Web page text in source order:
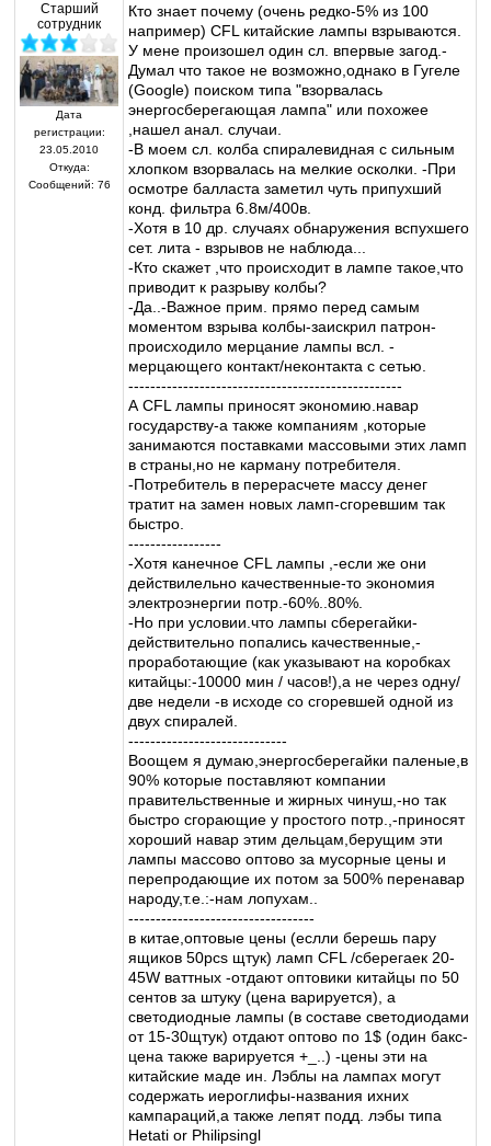
Старший
сотрудник
Дата
регистрации:
23.05.2010
Откуда:
Сообщений: 76
Кто знает почему (очень редко-5% из 100
например) CFL китайские лампы взрываются.
У мене произошел один сл. впервые загод.-
Думал что такое не возможно,однако в Гугеле
(Google) поиском типа "взорвалась
энергосберегающая лампа" или похожее
,нашел анал. случаи.
-В моем сл. колба спиралевидная с сильным
хлопком взорвалась на мелкие осколки. -При
осмотре балласта заметил чуть припухший
конд. фильтра 6.8м/400в.
-Хотя в 10 др. случаях обнаружения вспухшего
сет. лита - взрывов не наблюда...
-Кто скажет ,что происходит в лампе такое,что
приводит к разрыву колбы?
-Да..-Важное прим. прямо перед самым
моментом взрыва колбы-заискрил патрон-
происходило мерцание лампы всл. -
мерцающего контакт/неконтакта с сетью.
--------------------------------------------------
А CFL лампы приносят экономию.навар
государству-а также компаниям ,которые
занимаются поставками массовыми этих ламп
в страны,но не карману потребителя.
-Потребитель в перерасчете массу денег
тратит на замен новых ламп-сгоревшим так
быстро.
-----------------
-Хотя канечное CFL лампы ,-если же они
действилельно качественные-то экономия
электроэнергии потр.-60%..80%.
-Но при условии.что лампы сберегайки-
действительно попались качественные,-
проработающие (как указывают на коробках
китайцы:-10000 мин / часов!),а не через одну/
две недели -в исходе со сгоревшей одной из
двух спиралей.
-----------------------------
Воощем я думаю,энергосберегайки паленые,в
90% которые поставляют компании
правительственные и жирных чинуш,-но так
быстро сгорающие у простого потр.,-приносят
хороший навар этим дельцам,берущим эти
лампы массово оптово за мусорные цены и
перепродающие их потом за 500% перенавар
народу,т.е.:-нам лопухам..
----------------------------------
в китае,оптовые цены (еслли берешь пару
ящиков 50pcs щтук) ламп CFL /сберегаек 20-
45W ваттных -отдают оптовики китайцы по 50
сентов за штуку (цена варируется), а
светодиодные лампы (в составе светодиодами
от 15-30щтук) отдают оптово по 1$ (один бакс-
цена также варируется +_..) -цены эти на
китайские маде ин. Лэблы на лампах могут
содержать иероглифы-названия ихних
кампараций,а также лепят подд. лэбы типа
Hetati or Philipsingl